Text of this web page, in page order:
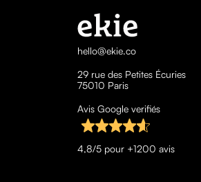
hello@ekie.co
29 rue des Petites Écuries
75010 Paris
Avis Google verifiés
4,8/5 pour +1200 avis